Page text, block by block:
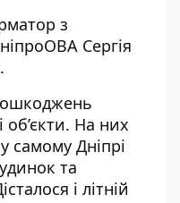
з
Сергія
.
об’єкти. На них
самому Дніпрі
та
і літній